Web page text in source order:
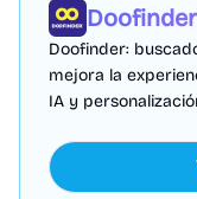
Doofinder
Doofinder:
mejora la
IA y